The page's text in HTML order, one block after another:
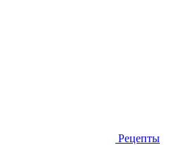
Рецепты